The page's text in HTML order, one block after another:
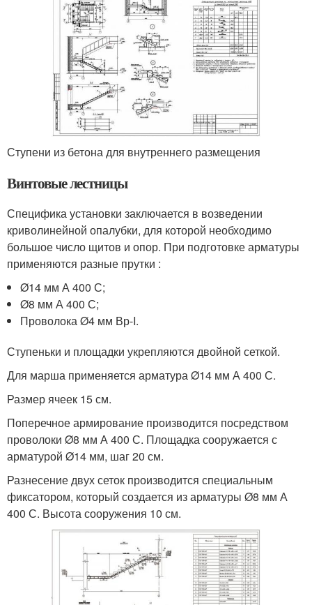
Ступени из бетона для внутреннего размещения
Винтовые лестницы
Специфика установки заключается в возведении
криволинейной опалубки, для которой необходимо
большое число щитов и опор. При подготовке арматуры
применяются разные прутки :
Ø14 мм А 400 С;
Ø8 мм А 400 С;
Проволока Ø4 мм Вр-I.
Ступеньки и площадки укрепляются двойной сеткой.
Для марша применяется арматура Ø14 мм А 400 С.
Размер ячеек 15 см.
Поперечное армирование производится посредством
проволоки Ø8 мм А 400 С. Площадка сооружается с
арматурой Ø14 мм, шаг 20 см.
Разнесение двух сеток производится специальным
фиксатором, который создается из арматуры Ø8 мм А
400 С. Высота сооружения 10 см.